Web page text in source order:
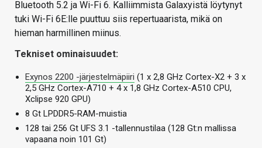
Bluetooth 5.2 ja Wi-Fi 6. Kalliimmista Galaxyistä löytynyt
tuki Wi-Fi 6E:lle puuttuu siis repertuaarista, mikä on
hieman harmillinen miinus.
Tekniset ominaisuudet:
Exynos 2200 -järjestelmäpiiri (1 x 2,8 GHz Cortex-X2 + 3 x
2,5 GHz Cortex-A710 + 4 x 1,8 GHz Cortex-A510 CPU,
Xclipse 920 GPU)
8 Gt LPDDR5-RAM-muistia
128 tai 256 Gt UFS 3.1 -tallennustilaa (128 Gt:n mallissa
vapaana noin 101 Gt)